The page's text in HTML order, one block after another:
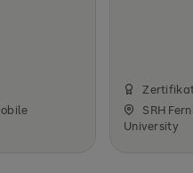
SRH
University